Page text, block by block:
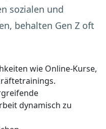
sozialen und
behalten Gen Z oft
wie Online-Kurse,
dynamisch zu